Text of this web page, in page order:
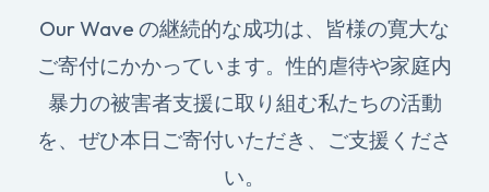
Our Wave の継続的な成功は、皆様の寛大な
ご寄付にかかっています。性的虐待や家庭内
暴力の被害者支援に取り組む私たちの活動
を、ぜひ本日ご寄付いただき、ご支援くださ
い。